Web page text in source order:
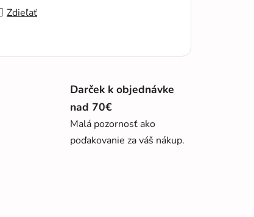
Zdieľať
Darček k objednávke
nad 70€
Malá pozornosť ako
poďakovanie za váš nákup.